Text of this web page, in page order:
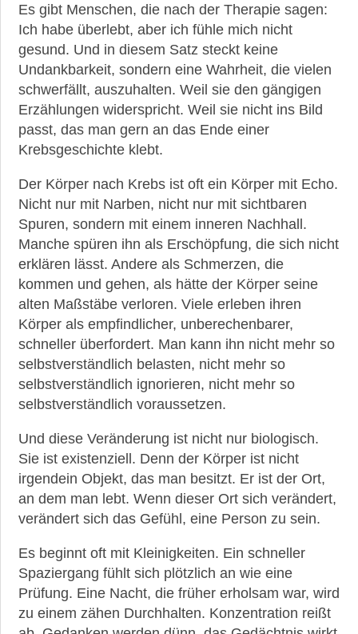
Es gibt Menschen, die nach der Therapie sagen:
Ich habe überlebt, aber ich fühle mich nicht
gesund. Und in diesem Satz steckt keine
Undankbarkeit, sondern eine Wahrheit, die vielen
schwerfällt, auszuhalten. Weil sie den gängigen
Erzählungen widerspricht. Weil sie nicht ins Bild
passt, das man gern an das Ende einer
Krebsgeschichte klebt.
Der Körper nach Krebs ist oft ein Körper mit Echo.
Nicht nur mit Narben, nicht nur mit sichtbaren
Spuren, sondern mit einem inneren Nachhall.
Manche spüren ihn als Erschöpfung, die sich nicht
erklären lässt. Andere als Schmerzen, die
kommen und gehen, als hätte der Körper seine
alten Maßstäbe verloren. Viele erleben ihren
Körper als empfindlicher, unberechenbarer,
schneller überfordert. Man kann ihn nicht mehr so
selbstverständlich belasten, nicht mehr so
selbstverständlich ignorieren, nicht mehr so
selbstverständlich voraussetzen.
Und diese Veränderung ist nicht nur biologisch.
Sie ist existenziell. Denn der Körper ist nicht
irgendein Objekt, das man besitzt. Er ist der Ort,
an dem man lebt. Wenn dieser Ort sich verändert,
verändert sich das Gefühl, eine Person zu sein.
Es beginnt oft mit Kleinigkeiten. Ein schneller
Spaziergang fühlt sich plötzlich an wie eine
Prüfung. Eine Nacht, die früher erholsam war, wird
zu einem zähen Durchhalten. Konzentration reißt